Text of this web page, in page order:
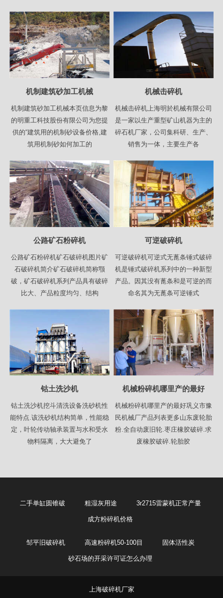
机制建筑砂加工机械
机制建筑砂加工机械本页信息为黎
的明重工科技股份有限公司为您提
供的“建筑用的机制砂设备价格,建
筑用机制砂如何加工的
机械击碎机
机械击碎机上海明於机械有限公司
是一家以生产重型矿山机器为主的
碎石机厂家，公司集科研、生产、
销售为一体，主要生产各
公路矿石粉碎机
公路矿石粉碎机矿石破碎机图片矿
石破碎机简介矿石破碎机简称颚
破，矿石破碎机系列产品具有破碎
比大、产品粒度均匀、结构
可逆破碎机
可逆破碎机可逆式无蓖条锤式破碎
机是锤式破碎机系列中的一种新型
产品。因其没有蓖条和是可逆的而
命名其为无蓖条可逆锤式
钴土洗沙机
钴土洗沙机挖斗清洗设备洗砂机性
能特点.该洗砂机结构简单，性能稳
定，叶轮传动轴承装置与水和受水
物料隔离，大大避免了
机械粉碎机哪里产的最好
机械粉碎机哪里产的最好巩义市豫
民机械厂产品列表更多山东废轮胎
粉.全自动废旧轮.枣庄橡胶破碎.求
废橡胶破碎.轮胎胶
二手单缸圆锥破 粗湿灰用途 3r2715雷蒙机正常产量
成方粉碎机价格
邹平旧破碎机 高速粉碎机50-100目 固体活性炭
砂石场的开采许可证怎么办理
上海破碎机厂家